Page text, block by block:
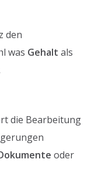
den
was Gehalt als
die Bearbeitung
oder